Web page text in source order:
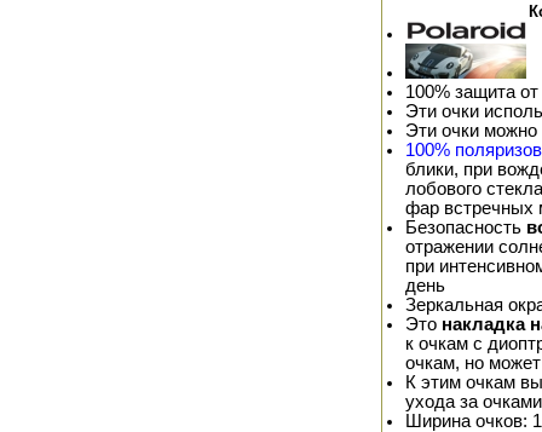
100% защита
Эти очки
Эти очки
100%
блики, при
лобового
фар встречных
Безопасность
отражении
при
день
Зеркальная
Это накладка
к очкам с
очкам, но
К этим очкам
ухода за очками
Ширина очков: